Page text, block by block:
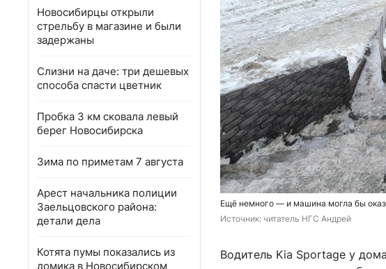
Новосибирцы открыли
стрельбу в магазине и были
задержаны
Слизни на даче: три дешевых
способа спасти цветник
Пробка 3 км сковала левый
берег Новосибирска
Зима по приметам 7 августа
Арест начальника полиции
Заельцовского района:
детали дела
Котята пумы показались из
домика в Новосибирском
Ещё немного — и машина могла бы
Источник: читатель НГС Андрей
Водитель Kia Sportage у